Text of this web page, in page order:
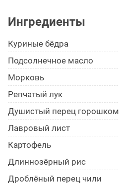
Ингредиенты
Куриные бёдра
Подсолнечное масло
Морковь
Репчатый лук
Душистый перец горошком
Лавровый лист
Картофель
Длиннозёрный рис
Дроблёный перец чили